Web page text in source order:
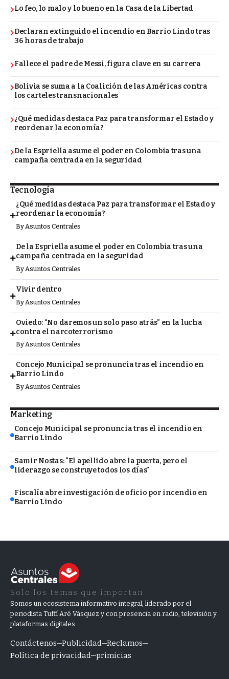
Lo feo, lo malo y lo bueno en la Casa de la Libertad
Declaran extinguido el incendio en Barrio Lindo tras
36 horas de trabajo
Fallece el padre de Messi, figura clave en su carrera
Bolivia se suma a la Coalición de las Américas contra
los carteles transnacionales
¿Qué medidas destaca Paz para transformar el Estado y
reordenar la economía?
De la Espriella asume el poder en Colombia tras una
campaña centrada en la seguridad
Tecnología
¿Qué medidas destaca Paz para transformar el Estado y
reordenar la economía?
ByAsuntos Centrales
De la Espriella asume el poder en Colombia tras una
campaña centrada en la seguridad
By Asuntos Centrales
Vivir dentro
By Asuntos Centrales
Oviedo: “No daremos un solo paso atrás” en la lucha
contra el narcoterrorismo
ByAsuntos Centrales
Concejo Municipal se pronuncia tras el incendio en
Barrio Lindo
By Asuntos Centrales
Marketing
Concejo Municipal se pronuncia tras el incendio en
Barrio Lindo
Samir Nostas: “El apellido abre la puerta, pero el
liderazgo se construye todos los días”
Fiscalía abre investigación de oficio por incendio en
Barrio Lindo
Solo los temas que importan
Somos un ecosistema informativo integral, liderado por el
periodista Tuffí Aré Vásquez y con presencia en radio, televisión y
plataformas digitales.
Contáctenos Publicidad Reclamos
Política de privacidad primicias